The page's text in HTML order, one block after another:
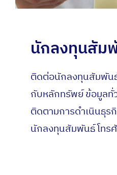
นักลงทุนสัม
ติดต่อนักลงทุนสัมพัน
กับหลักทรัพย์ ข้อมูลทั่
ติดตามการดำเนินธุ
นักลงทุนสัมพันธ์ โทร